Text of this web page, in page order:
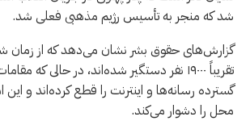
شد که منجر به تأسیس رژیم مذهبی فعلی شد.
گزارش‌های حقوق بشر نشان می‌دهد که از زمان
گسترده رسانه‌ها و اینترنت را قطع کرده‌اند و این
محل را دشوار می‌کند.